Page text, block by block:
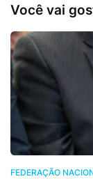
Você vai
FEDERAÇÃO